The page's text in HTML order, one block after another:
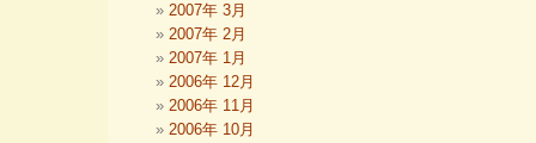
2007年 3月
2007年 2月
2007年 1月
2006年 12月
2006年 11月
2006年 10月